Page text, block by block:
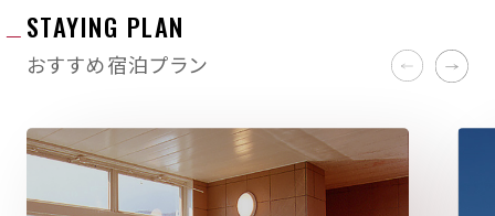
ご来訪前に発熱、咳、倦怠感等の症状があっ
ご来館時に発熱等の症状がある場合はご宿
STAYING PLAN
おすすめ宿泊プラン